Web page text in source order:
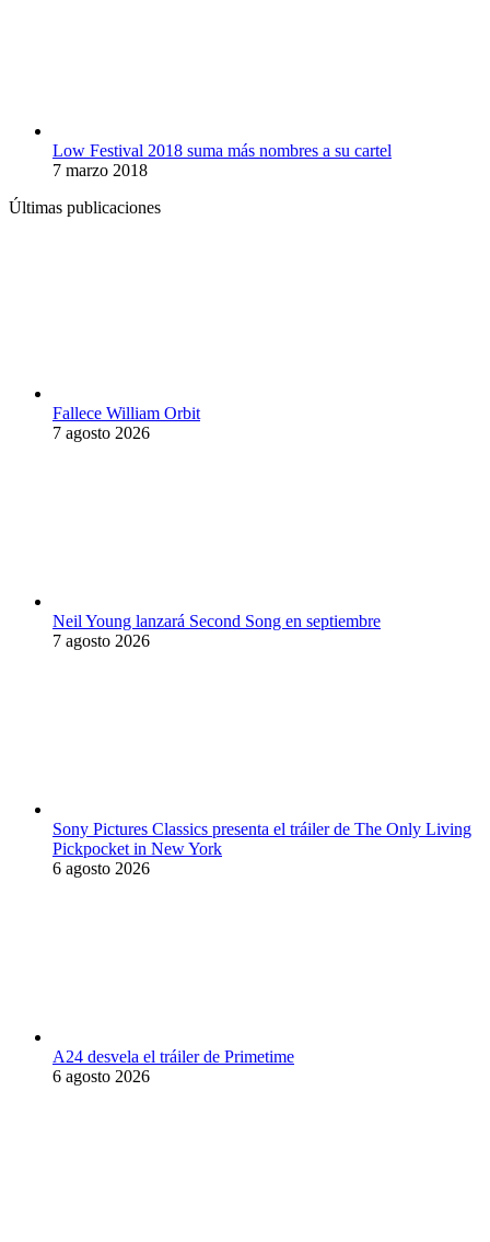
Low Festival 2018 suma más nombres a su cartel
7 marzo 2018
Últimas publicaciones
Fallece William Orbit
7 agosto 2026
Neil Young lanzará Second Song en septiembre
7 agosto 2026
Sony Pictures Classics presenta el tráiler de The Only Living
Pickpocket in New York
6 agosto 2026
A24 desvela el tráiler de Primetime
6 agosto 2026